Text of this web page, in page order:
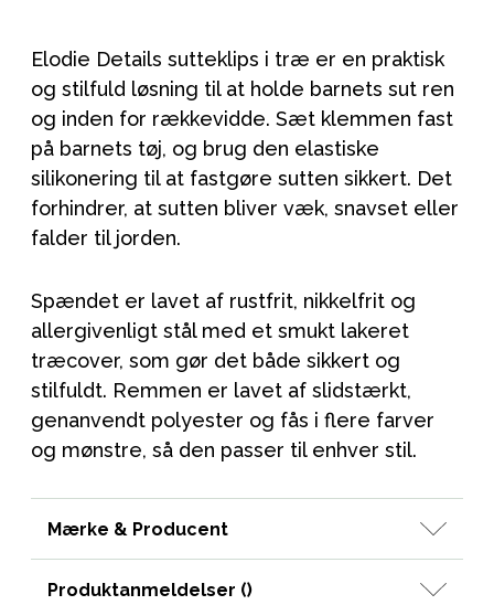
Elodie Details sutteklips i træ er en praktisk
og stilfuld løsning til at holde barnets sut ren
og inden for rækkevidde. Sæt klemmen fast
på barnets tøj, og brug den elastiske
silikonering til at fastgøre sutten sikkert. Det
forhindrer, at sutten bliver væk, snavset eller
falder til jorden.
Spændet er lavet af rustfrit, nikkelfrit og
allergivenligt stål med et smukt lakeret
træcover, som gør det både sikkert og
stilfuldt. Remmen er lavet af slidstærkt,
genanvendt polyester og fås i flere farver
og mønstre, så den passer til enhver stil.
Mærke & Producent
Produktanmeldelser ()